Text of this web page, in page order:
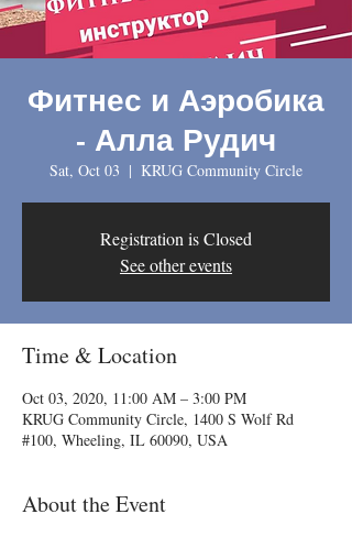
Фитнес и Аэробика
- Алла Рудич
Sat, Oct 03
  |
KRUG Community Circle
Registration is Closed
See other events
Time & Location
Oct 03, 2020, 11:00 AM – 3:00 PM
KRUG Community Circle, 1400 S Wolf Rd
#100, Wheeling, IL 60090, USA
About the Event